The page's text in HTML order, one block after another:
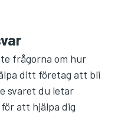
frågorna om hur
ditt företag att bli
svaret du letar
att hjälpa dig